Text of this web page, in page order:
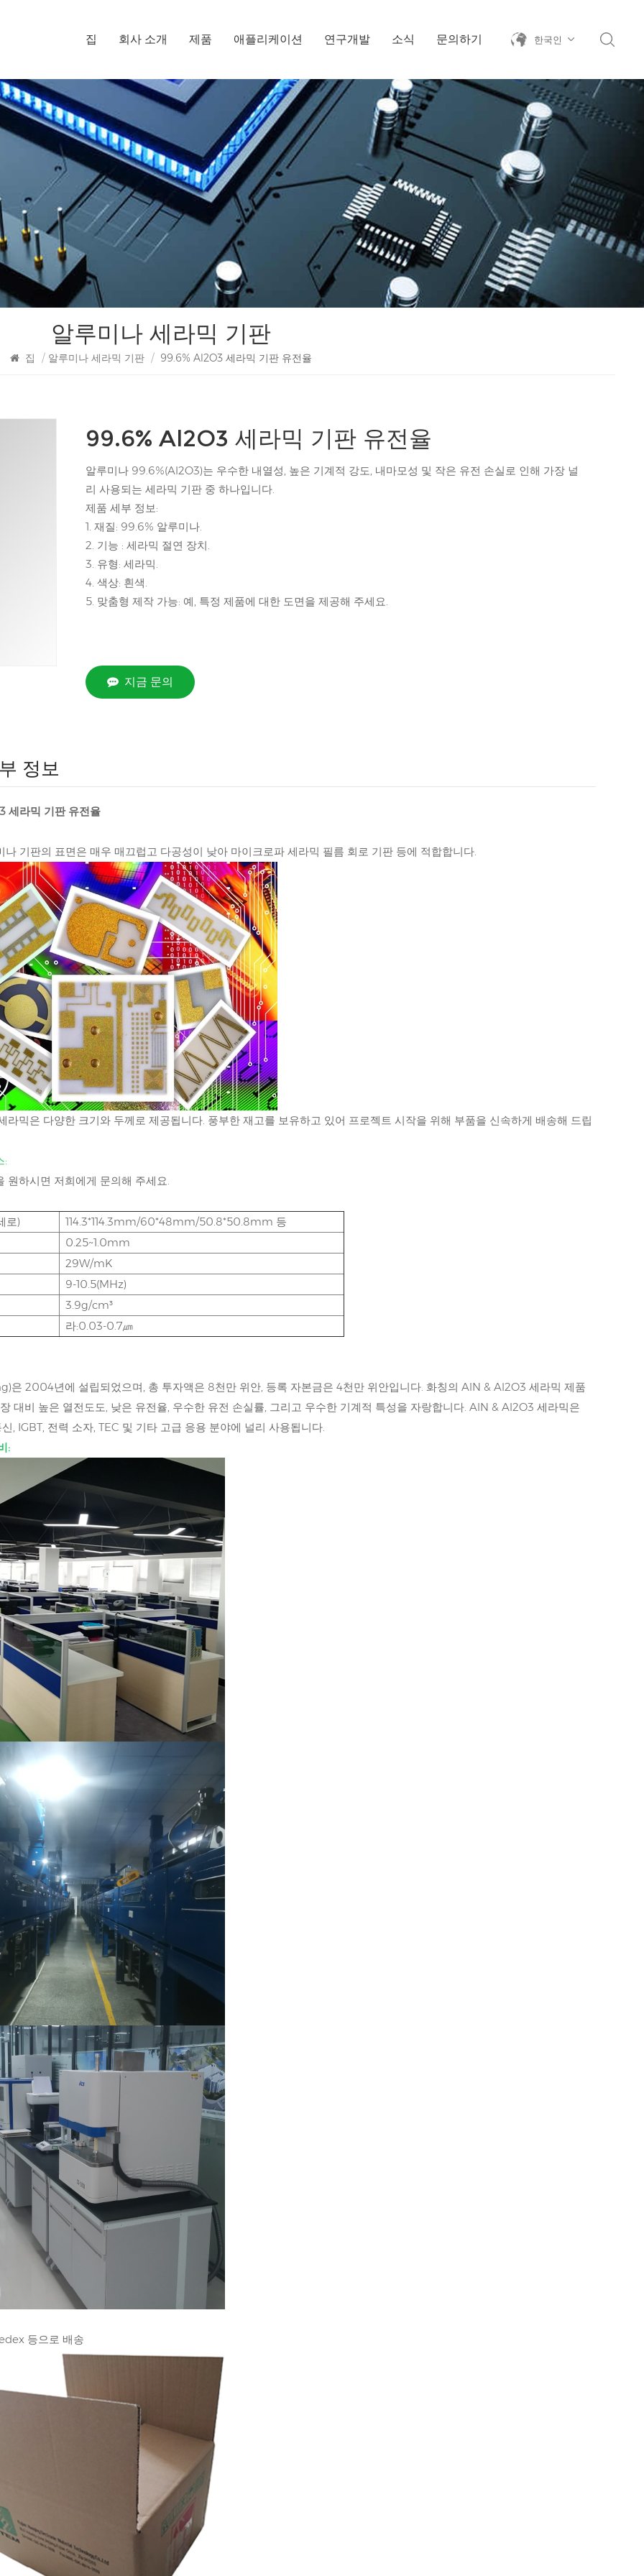
집 회사 소개 제품 애플리케이션 연구개발 소식 문의하기 한국인
알루미나 세라믹 기판
집 / 알루미나 세라믹 기판 / 99.6% Al2O3 세라믹 기판 유전율
99.6% Al2O3 세라믹 기판 유전율
알루미나 99.6%(Al2O3)는 우수한 내열성, 높은 기계적 강도, 내마모성 및 작은 유전 손실로 인해 가장 널
리 사용되는 세라믹 기판 중 하나입니다.
제품 세부 정보:
1. 재질: 99.6% 알루미나.
2. 기능 : 세라믹 절연 장치.
3. 유형: 세라믹.
4. 색상: 흰색.
5. 맞춤형 제작 가능: 예, 특정 제품에 대한 도면을 제공해 주세요.
지금 문의
정보
세라믹 기판 유전율
기판의 표면은 매우 매끄럽고 다공성이 낮아 마이크로파 세라믹 필름 회로 기판 등에 적합합니다.
라믹은 다양한 크기와 두께로 제공됩니다. 풍부한 재고를 보유하고 있어 프로젝트 시작을 위해 부품을 신속하게 배송해 드립
:
원하시면 저희에게 문의해 주세요.
로)
114.3*114.3mm/60*48mm/50.8*50.8mm 등
0.25~1.0mm
29W/mK
9-10.5(MHz)
3.9g/cm³
라:0.03-0.7㎛
은 2004년에 설립되었으며, 총 투자액은 8천만 위안, 등록 자본금은 4천만 위안입니다. 화칭의 AlN & Al2O3 세라믹 제품
대비 높은 열전도도, 낮은 유전율, 우수한 유전 손실률, 그리고 우수한 기계적 특성을 자랑합니다. AlN & Al2O3 세라믹은
, IGBT, 전력 소자, TEC 및 기타 고급 응용 분야에 널리 사용됩니다.
:
등으로 배송